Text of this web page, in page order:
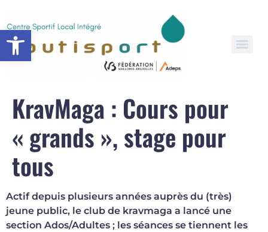
Open toolbar
KravMaga : Cours pour
« grands », stage pour
tous
Actif depuis plusieurs années auprès du (très)
jeune public, le club de kravmaga a lancé une
section Ados/Adultes ; les séances se tiennent les